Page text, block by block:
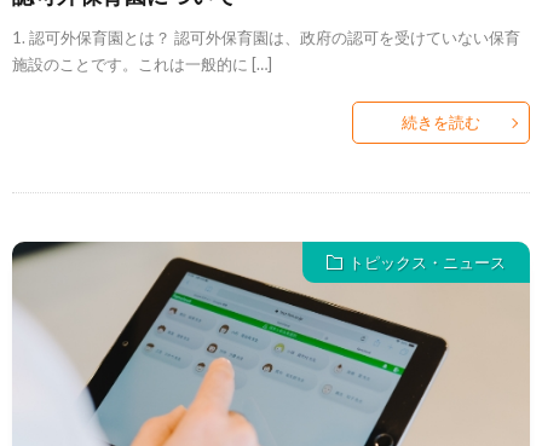
1. 認可外保育園とは？ 認可外保育園は、政府の認可を受けていない保育
施設のことです。これは一般的に […]
続きを読む
トピックス・ニュース